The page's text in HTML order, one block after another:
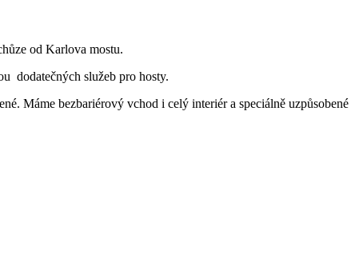
od Karlova mostu.
dodatečných služeb pro hosty.
Máme bezbariérový vchod i celý interiér a speciálně uzpůsobené